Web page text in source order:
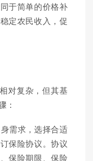
于简单的价格补
定农民收入，促
对复杂，但其基
：
需求，选择合适
保险协议。协议
保险期限、保险